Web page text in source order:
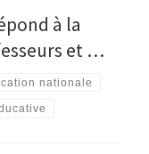
à la
et …
nationale